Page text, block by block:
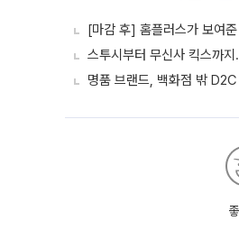
[마감 후] 홈플러스가 보여
스투시부터 무신사 킥스까
명품 브랜드, 백화점 밖 D2C